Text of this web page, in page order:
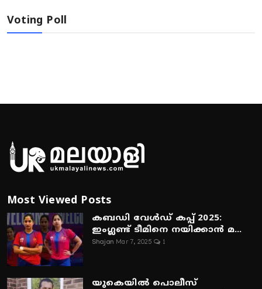
Voting Poll
Most Viewed Posts
കബഡി വേൾഡ് കപ്പ് 2025:
ഇംഗ്ലണ്ട് ടീമിനെ നയിക്കാൻ മ...
Shajan Mar 7, 2025 1
യുകെയിൽ പൊലീസ്